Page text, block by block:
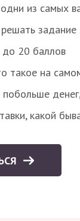
из самых
20 баллов
такое на
побольше
какой